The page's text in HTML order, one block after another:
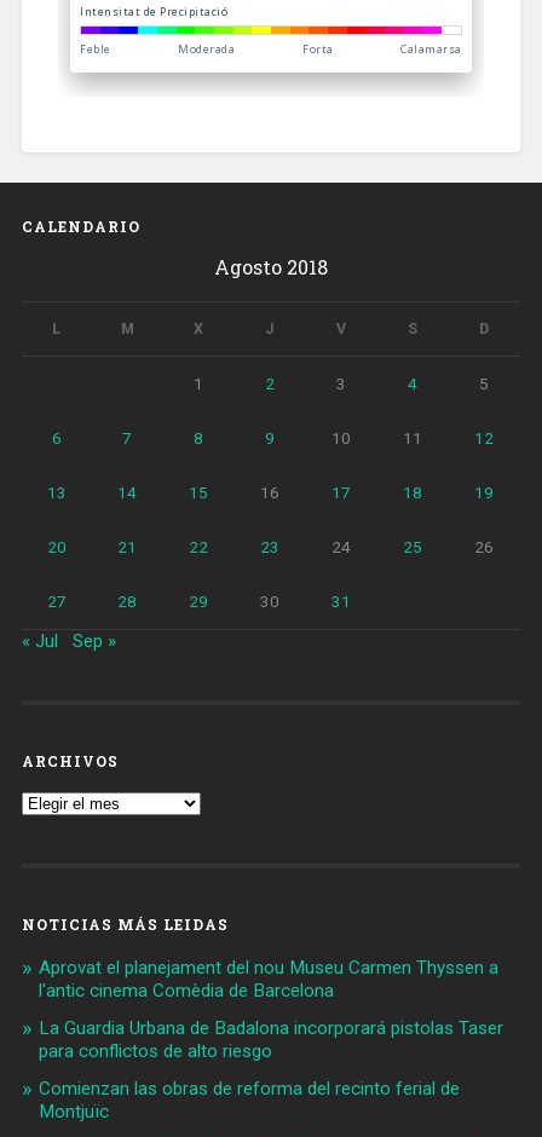
CALENDARIO
Agosto 2018
L M X J V S D
1 2 3 4 5
6 7 8 9 10 11 12
13 14 15 16 17 18 19
20 21 22 23 24 25 26
27 28 29 30 31
« Jul Sep »
ARCHIVOS
Archivos
NOTICIAS MÁS LEIDAS
Aprovat el planejament del nou Museu Carmen Thyssen a
l'antic cinema Comèdia de Barcelona
La Guardia Urbana de Badalona incorporará pistolas Taser
para conflictos de alto riesgo
Comienzan las obras de reforma del recinto ferial de
Montjuïc